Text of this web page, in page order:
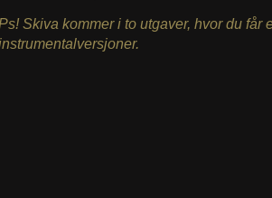
Skiva kommer i to utgaver, hvor du får